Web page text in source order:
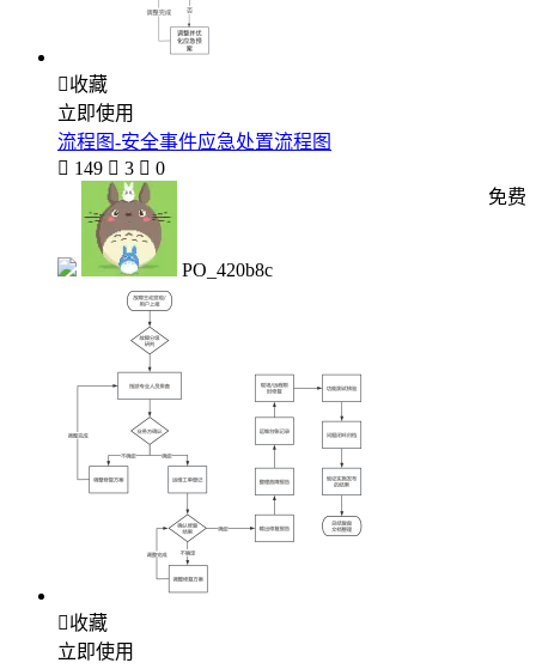
收藏
立即使用
流程图-安全事件应急处置流程图
 149  3  0
PO_420b8c
免费
收藏
立即使用